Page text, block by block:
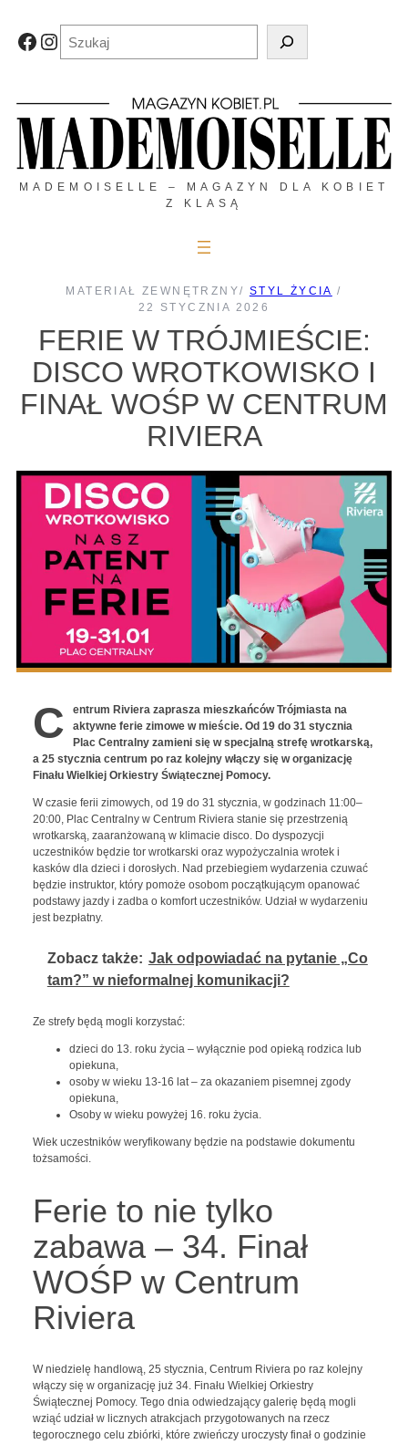
treściFacebook
Instagram
MADEMOISELLE – MAGAZYN DLA KOBIET
Z KLASĄ
MATERIAŁ ZEWNĘTRZNY/ STYL ŻYCIA /
22 STYCZNIA 2026
FERIE W TRÓJMIEŚCIE:
DISCO WROTKOWISKO I
FINAŁ WOŚP W CENTRUM
RIVIERA
C
entrum Riviera zaprasza mieszkańców Trójmiasta na
aktywne ferie zimowe w mieście. Od 19 do 31 stycznia
Plac Centralny zamieni się w specjalną strefę wrotkarską,
a 25 stycznia centrum po raz kolejny włączy się w organizację
Finału Wielkiej Orkiestry Świątecznej Pomocy.
W czasie ferii zimowych, od 19 do 31 stycznia, w godzinach 11:00–
20:00, Plac Centralny w Centrum Riviera stanie się przestrzenią
wrotkarską, zaaranżowaną w klimacie disco. Do dyspozycji
uczestników będzie tor wrotkarski oraz wypożyczalnia wrotek i
kasków dla dzieci i dorosłych. Nad przebiegiem wydarzenia czuwać
będzie instruktor, który pomoże osobom początkującym opanować
podstawy jazdy i zadba o komfort uczestników. Udział w wydarzeniu
jest bezpłatny.
Zobacz także: Jak odpowiadać na pytanie „Co
tam?” w nieformalnej komunikacji?
Ze strefy będą mogli korzystać:
dzieci do 13. roku życia – wyłącznie pod opieką rodzica lub
opiekuna,
osoby w wieku 13-16 lat – za okazaniem pisemnej zgody
opiekuna,
Osoby w wieku powyżej 16. roku życia.
Wiek uczestników weryfikowany będzie na podstawie dokumentu
tożsamości.
Ferie to nie tylko
zabawa – 34. Finał
WOŚP w Centrum
Riviera
W niedzielę handlową, 25 stycznia, Centrum Riviera po raz kolejny
włączy się w organizację już 34. Finału Wielkiej Orkiestry
Świątecznej Pomocy. Tego dnia odwiedzający galerię będą mogli
wziąć udział w licznych atrakcjach przygotowanych na rzecz
tegorocznego celu zbiórki, które zwieńczy uroczysty finał o godzinie